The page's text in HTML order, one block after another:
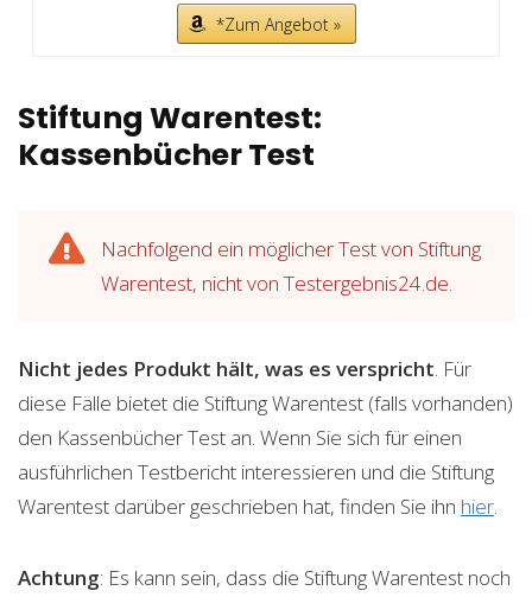
*Zum Angebot »
Stiftung Warentest:
Kassenbücher Test
Nachfolgend ein möglicher Test von Stiftung
Warentest, nicht von Testergebnis24.de.
Nicht jedes Produkt hält, was es verspricht. Für
diese Fälle bietet die Stiftung Warentest (falls vorhanden)
den Kassenbücher Test an. Wenn Sie sich für einen
ausführlichen Testbericht interessieren und die Stiftung
Warentest darüber geschrieben hat, finden Sie ihn hier.
Achtung: Es kann sein, dass die Stiftung Warentest noch